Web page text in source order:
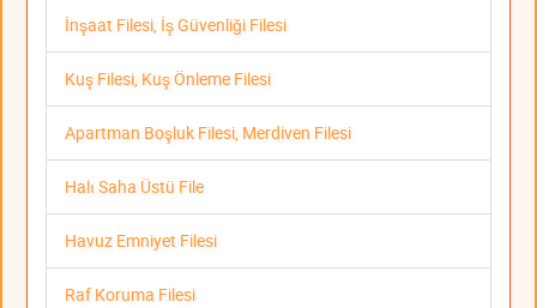
İnşaat Filesi, İş Güvenliği Filesi
Kuş Filesi, Kuş Önleme Filesi
Apartman Boşluk Filesi, Merdiven Filesi
Halı Saha Üstü File
Havuz Emniyet Filesi
Raf Koruma Filesi